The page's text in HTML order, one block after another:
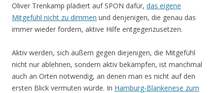
Oliver Trenkamp plädiert auf SPON dafür, das eigene
Mitgefühl nicht zu dimmen und denjenigen, die genau das
immer wieder fordern, aktive Hilfe entgegenzusetzen.
Aktiv werden, sich äußern gegen diejenigen, die Mitgefühl
nicht nur ablehnen, sondern aktiv bekämpfen, ist manchmal
auch an Orten notwendig, an denen man es nicht auf den
ersten Blick vermuten würde. In Hamburg-Blankenese zum